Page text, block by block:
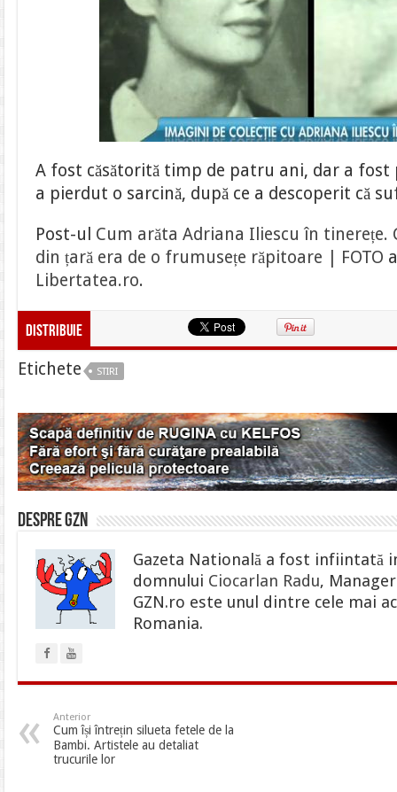
A fost căsătorită timp de patru ani, dar a fost
a pierdut o sarcină, după ce a descoperit că
Post-ul Cum arăta Adriana Iliescu în tinerețe.
din țară era de o frumusețe răpitoare | FOTO
Libertatea.ro.
Distribuie
Etichete STIRI
Despre gzn
Gazeta Natională a fost infiintată
domnului Ciocarlan Radu,
GZN.ro este unul dintre cele mai
Romania.
Anterior
Cum își întrețin silueta fetele de la
Bambi. Artistele au detaliat
trucurile lor